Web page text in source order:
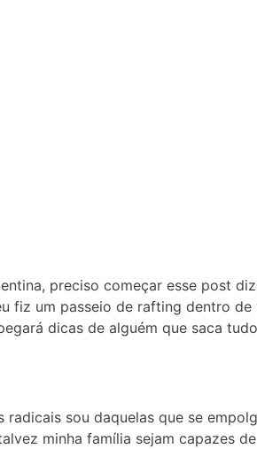
preciso começar esse post
fiz um passeio de rafting dentro
dicas de alguém que saca
sou daquelas que se
minha família sejam capazes